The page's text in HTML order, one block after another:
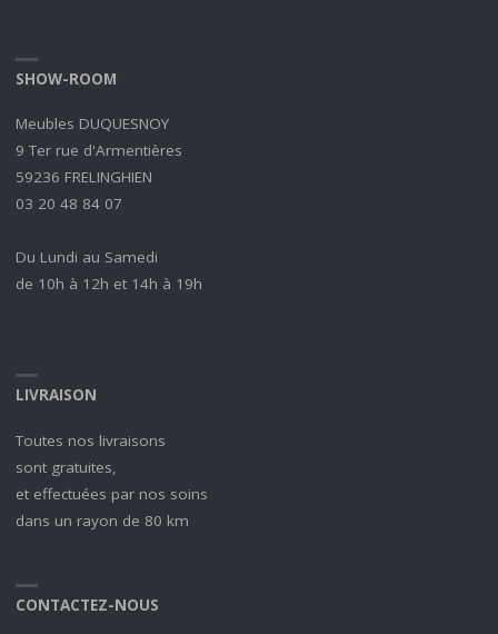
SHOW-ROOM
Meubles DUQUESNOY
9 Ter rue d'Armentières
59236 FRELINGHIEN
03 20 48 84 07
Du Lundi au Samedi
de 10h à 12h et 14h à 19h
LIVRAISON
Toutes nos livraisons
sont gratuites,
et effectuées par nos soins
dans un rayon de 80 km
CONTACTEZ-NOUS